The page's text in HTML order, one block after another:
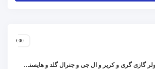
مقایسه کولر گازی گری و کریر و ال جی و جنرال گلد و هایسنس و مدیا و اجنرال